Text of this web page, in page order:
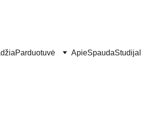
Parduotuvė ApieSpaudaStudija